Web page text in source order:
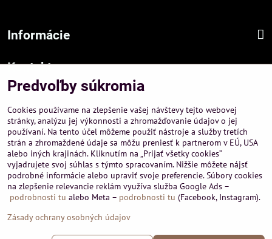
Informácie
Kontakt
Sídlo firmy :
Hurbanová 3807/21, 03601 Martin
Prevádzka a obchodné informácie :
A-PEMA, s.r.o.
Severná 14, 03601 Martin
+421 911 532545
+421 903 807209
©2026Copyright
Predvoľby súkromia
Cookies používame na zlepšenie vašej návštevy tejto webovej
stránky, analýzu jej výkonnosti a zhromažďovanie údajov o jej
používaní. Na tento účel môžeme použiť nástroje a služby tretích
strán a zhromaždené údaje sa môžu preniesť k partnerom v EÚ, USA
alebo iných krajinách. Kliknutím na „Prijať všetky cookies“
vyjadrujete svoj súhlas s týmto spracovaním. Nižšie môžete nájsť
podrobné informácie alebo upraviť svoje preferencie. Súbory cookies
na zlepšenie relevancie reklám využíva služba Google Ads –
podrobnosti tu alebo Meta – podrobnosti tu (Facebook, Instagram).
Zásady ochrany osobných údajov